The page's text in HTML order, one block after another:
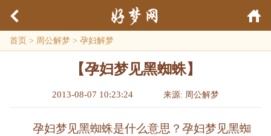
首页 > 周公解梦 > 孕妇解梦
【孕妇梦见黑蜘蛛】
2013-08-07 10:23:24 来源: 周公解梦
孕妇梦见黑蜘蛛是什么意思？孕妇梦见黑蜘